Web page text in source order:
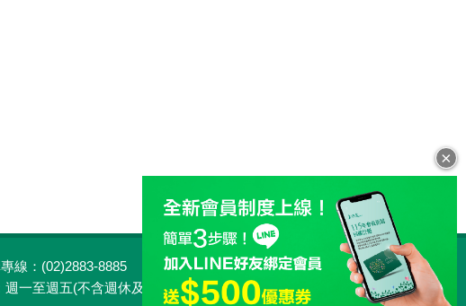
關於老行家 Taiwan 客服中心
線：(02)2883-8885
客服專線：0800-813-813
週一至週五(不含週休及國定例假日) 09:00~18:00
×